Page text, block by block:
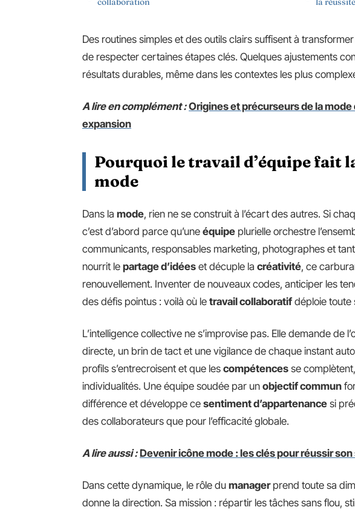
Des routines simples et des outils clairs suffisent à
de respecter certaines étapes clés. Quelques ajustements
résultats durables, même dans les contextes les plus
A lire en complément : Origines et précurseurs de la
expansion
Pourquoi le travail d’équipe fait
mode
Dans la mode, rien ne se construit à l’écart des autres. Si
c’est d’abord parce qu’une équipe plurielle orchestre
communicants, responsables marketing, photographes et tant
nourrit le partage d’idées et décuple la créativité, ce
renouvellement. Inventer de nouveaux codes, anticiper les
des défis pointus : voilà où le travail collaboratif déploie toute
L’intelligence collective ne s’improvise pas. Elle demande de
directe, un brin de tact et une vigilance de chaque instant
profils s’entrecroisent et que les compétences se
individualités. Une équipe soudée par un objectif commun
différence et développe ce sentiment d’appartenance si
des collaborateurs que pour l’efficacité globale.
A lire aussi : Devenir icône mode : les clés pour réussir
Dans cette dynamique, le rôle du managerprend toute sa
donne la direction. Sa mission : répartir les tâches sans flou,